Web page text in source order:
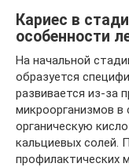
Кариес в
особенности
На начальной
образуется
развивается из-за
микроорганизмов в
органическую
кальциевых солей.
профилактических